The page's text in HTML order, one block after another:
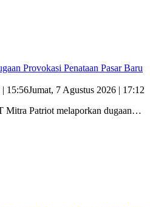
Provokasi Penataan Pasar Baru
| 15:56Jumat, 7 Agustus 2026 | 17:12
Mitra Patriot melaporkan dugaan…